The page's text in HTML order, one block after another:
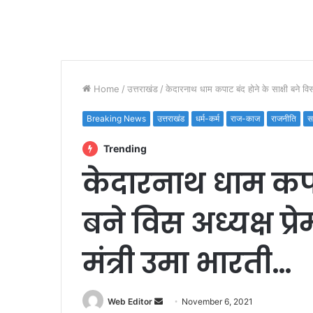
Home / उत्तराखंड / केदारनाथ धाम कपाट बंद होने के साक्षी बने
Breaking News उत्तराखंड धर्म-कर्म राज-काज राजनीति
Trending
केदारनाथ धाम
बने विस अध्यक्ष
मंत्री उमा भारती…
Web Editor November 6, 2021